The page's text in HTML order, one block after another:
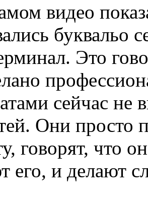
видео
буквальо
Это
сейчас не
Они просто
говорят, что
его, и делают